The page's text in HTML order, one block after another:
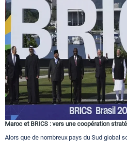
Circuits touristiques
Tourisme
Régions
Maroc et BRICS : vers une coopération
Alors que de nombreux pays du Sud global